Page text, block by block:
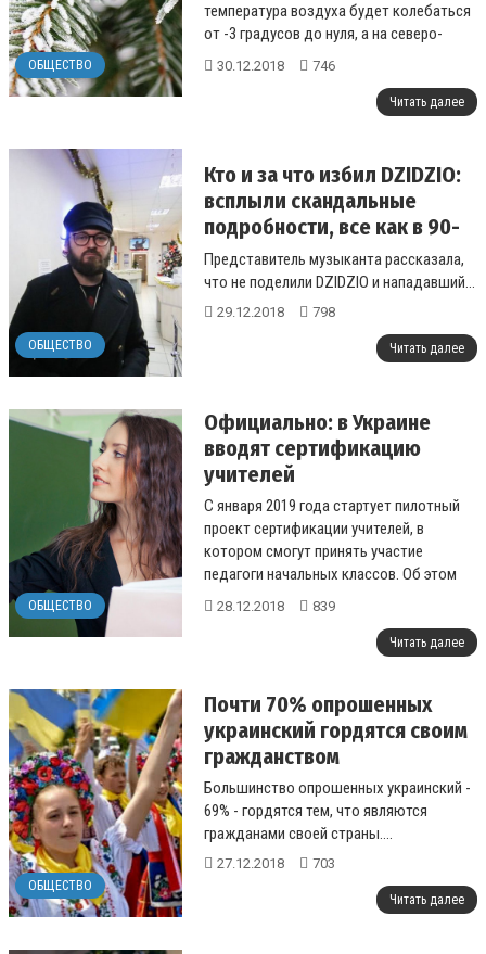
ОБЩЕСТВО
температура воздуха будет колебаться
от -3 градусов до нуля, а на северо-
востоке в ночь на 30 декабря ударят
30.12.2018 746
Читать далее
ОБЩЕСТВО
Кто и за что избил DZIDZIO:
всплыли скандальные
подробности, все как в 90-
тых
Представитель музыканта рассказала,
что не поделили DZIDZIO и нападавший...
29.12.2018 798
Читать далее
ОБЩЕСТВО
Официально: в Украине
вводят сертификацию
учителей
С января 2019 года стартует пилотный
проект сертификации учителей, в
котором смогут принять участие
педагоги начальных классов. Об этом
сообщили в Минобразования....
28.12.2018 839
Читать далее
ОБЩЕСТВО
Почти 70% опрошенных
украинский гордятся своим
гражданством
Большинство опрошенных украинский -
69% - гордятся тем, что являются
гражданами своей страны....
27.12.2018 703
Читать далее